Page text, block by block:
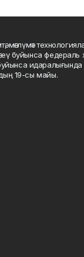
мәғлүмәт
буйынса федераль
идаралығында
19-сы майы.